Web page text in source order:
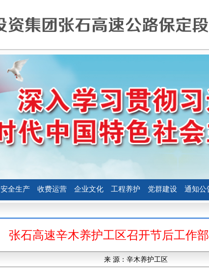
安全生产 收费运营 企业文化 工程养护 党群建设 通知公
张石高速辛木养护工区召开节后工作
来 源： 辛木养护工区